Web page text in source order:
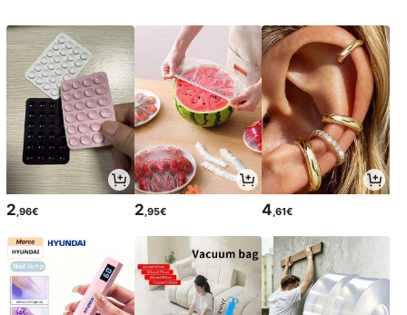
2 ,96€ 2 ,95€ 4 ,61€